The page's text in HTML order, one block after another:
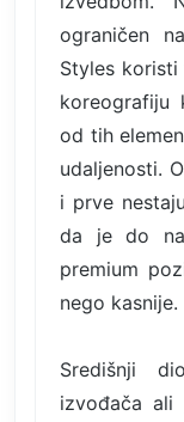
ograničen
Styles koristi
koreografiju
od tih
udaljenosti.
i prve
da je do
premium
nego kasnije.
Središnji
izvođača ali